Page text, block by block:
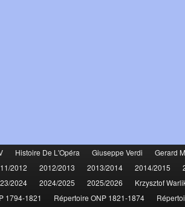
Histoire De L'Opéra Giuseppe Verdi Gerard
2012 2012/2013 2013/2014 2014/2015
2024 2024/2025 2025/2026 Krzysztof
1794-1821 Répertoire ONP 1821-1874